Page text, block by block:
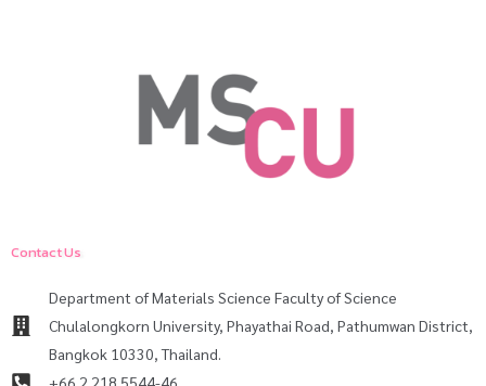
Contact Us
Department of Materials Science Faculty of Science
Chulalongkorn University, Phayathai Road, Pathumwan District,
Bangkok 10330, Thailand.
+66 2 218 5544-46